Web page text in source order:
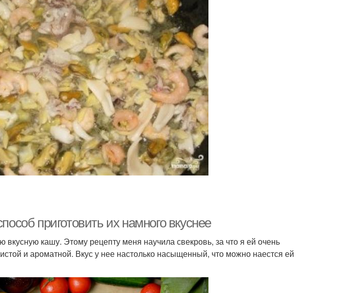
приготовить их намного вкуснее
вкусную кашу. Этому рецепту меня научила свекровь, за что я ей очень
и ароматной. Вкус у нее настолько насыщенный, что можно наестся ей